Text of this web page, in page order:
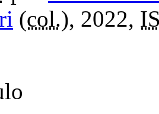
(col.), 2022,